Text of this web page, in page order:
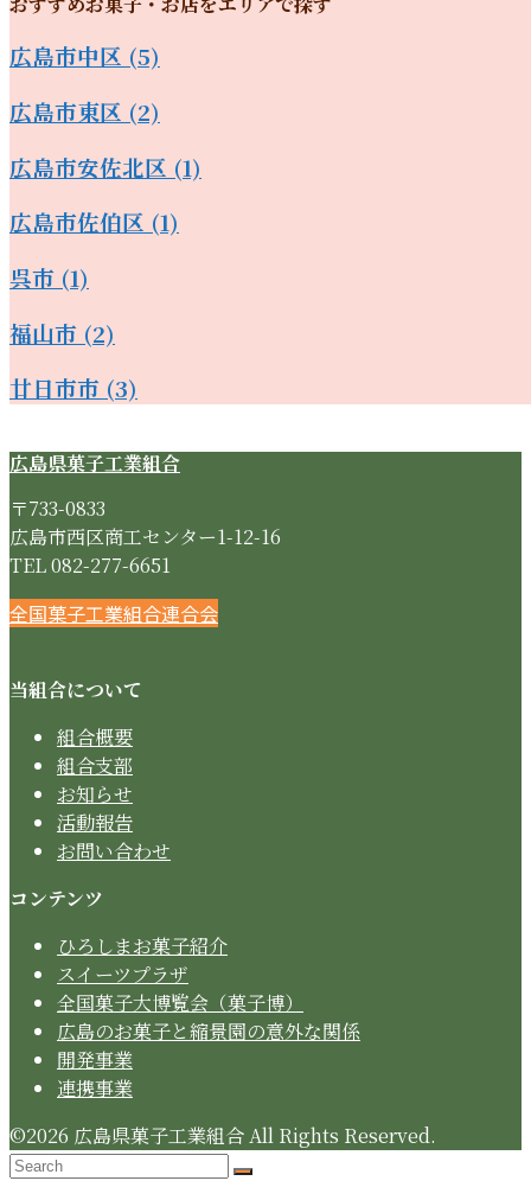
広島市中区 (5)
広島市東区 (2)
広島市安佐北区 (1)
広島市佐伯区 (1)
呉市 (1)
福山市 (2)
廿日市市 (3)
広島県菓子工業組合
〒733-0833
広島市西区商工センター1-12-16
TEL 082-277-6651
Instagram
Twitter
Facebook
全国菓子工業組合連合会
当組合について
組合概要
組合支部
お知らせ
活動報告
お問い合わせ
コンテンツ
ひろしまお菓子紹介
スイーツプラザ
全国菓子大博覧会（菓子博）
広島のお菓子と縮景園の意外な関係
開発事業
連携事業
©2026 広島県菓子工業組合 All Rights Reserved.
Search
Submit